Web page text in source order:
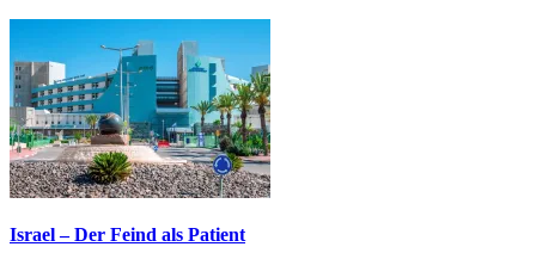
Israel – Der Feind als Patient